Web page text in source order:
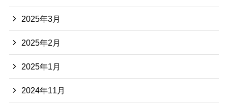
2025年3月
2025年2月
2025年1月
2024年11月